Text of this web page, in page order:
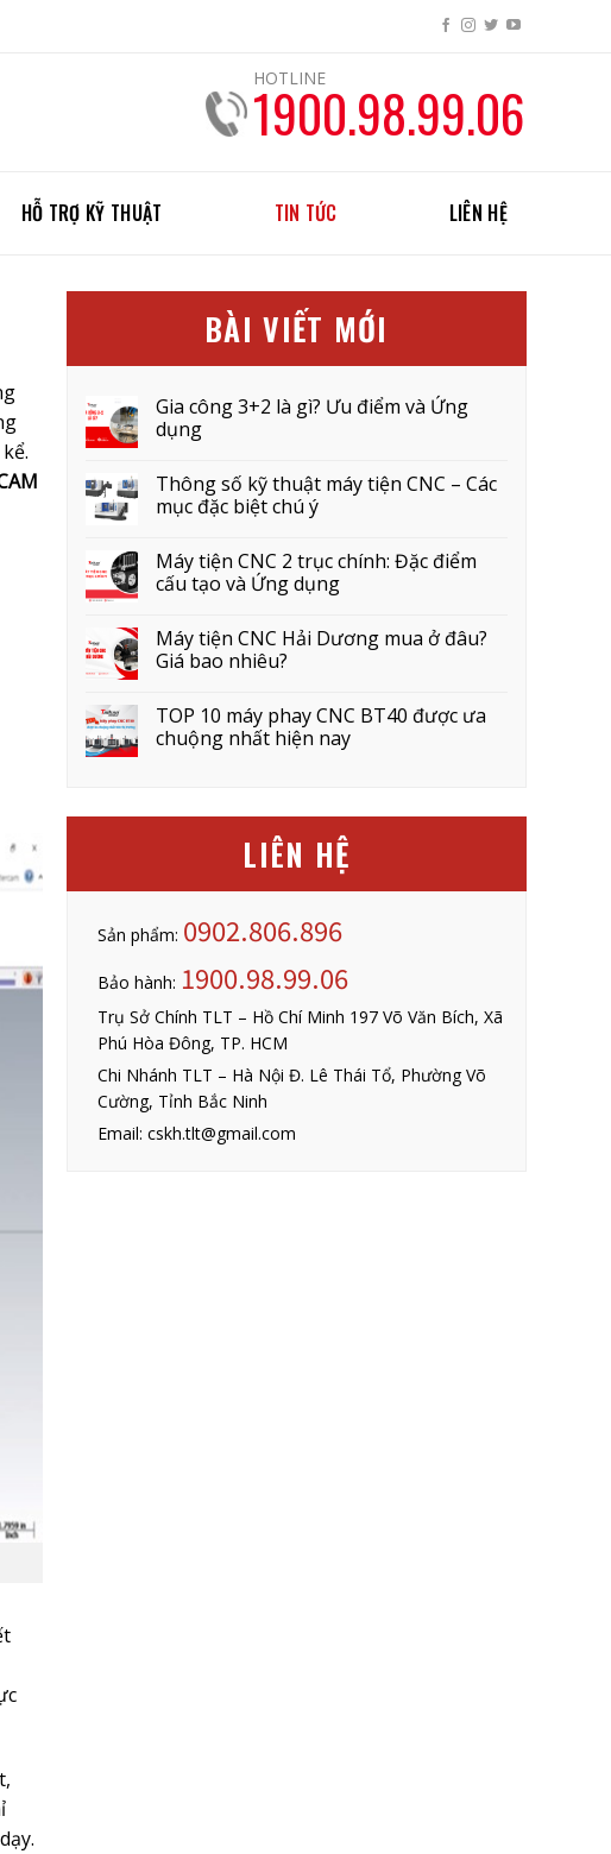
HOTLINE
1900.98.99.06
HỖ TRỢ KỸ THUẬT TIN TỨC LIÊN HỆ
BÀI VIẾT MỚI
Gia công 3+2 là gì? Ưu điểm và Ứng
dụng
Thông số kỹ thuật máy tiện CNC – Các
mục đặc biệt chú ý
Máy tiện CNC 2 trục chính: Đặc điểm
cấu tạo và Ứng dụng
Máy tiện CNC Hải Dương mua ở đâu?
Giá bao nhiêu?
TOP 10 máy phay CNC BT40 được ưa
chuộng nhất hiện nay
LIÊN HỆ
Sản phẩm: 0902.806.896
Bảo hành: 1900.98.99.06
Trụ Sở Chính TLT – Hồ Chí Minh 197 Võ Văn Bích, Xã
Phú Hòa Đông, TP. HCM
Chi Nhánh TLT – Hà Nội Đ. Lê Thái Tổ, Phường Võ
Cường, Tỉnh Bắc Ninh
Email: cskh.tlt@gmail.com